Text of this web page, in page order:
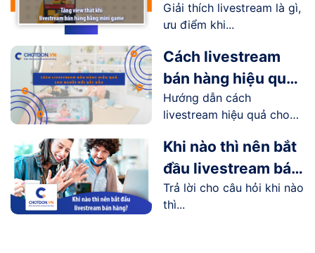
livestream mang lại
như thế nào?
Giải thích livestream là gì,
ưu điểm khi...
Cách livestream
bán hàng hiệu quả
cho người mới bắt
đầu
Hướng dẫn cách
livestream hiệu quả cho
Khi nào thì nên bắt
đầu livestream bán
hàng?
Trả lời cho câu hỏi khi nào
thì...